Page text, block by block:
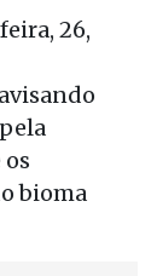
26,
bioma